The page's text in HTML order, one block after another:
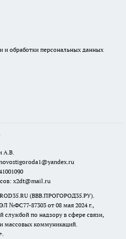
и обработки персональных данных
А.В.
x2dt@mail.ru
(ВВВ.ПРОГОРОД35.РУ).
№ФС77-87303 от 08 мая 2024 г.,
службой по надзору в сфере связи,
массовых коммуникаций.